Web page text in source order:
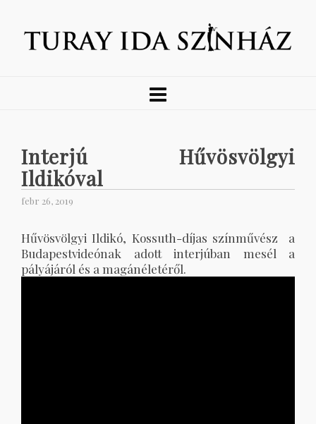
Interjú Hűvösvölgyi
Ildikóval
febr 26, 2019
Hűvösvölgyi Ildikó, Kossuth-díjas színművész a
Budapestvideónak adott interjúban mesél a
pályájáról és a magánéletéről.